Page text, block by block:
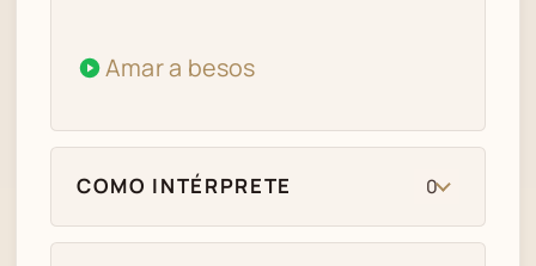
Amar a besos
COMO INTÉRPRETE 0